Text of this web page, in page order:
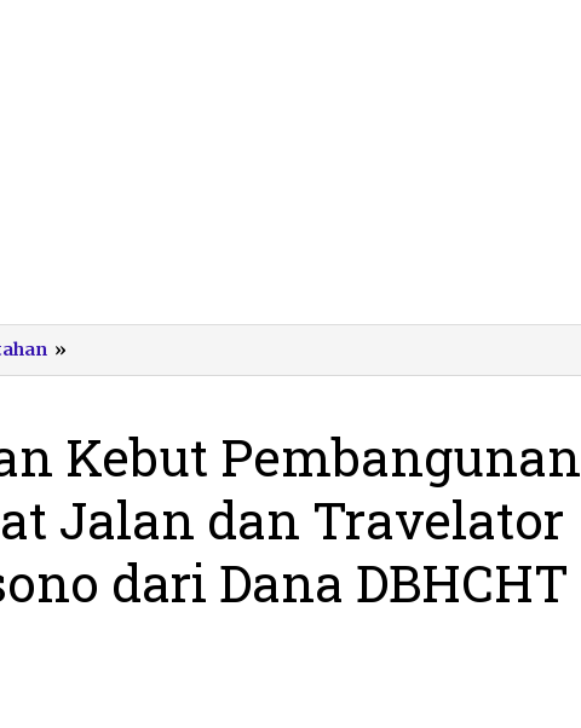
»
Pacitan
Gedung
Rawat
Jalan
dan
RSUD
dr
Kebut Pembangunan
Jalan dan Travelator
dari Dana DBHCHT